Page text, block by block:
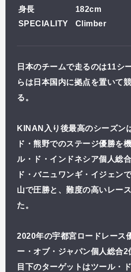
身長
182cm
SPECIALITY
Climber
日本のチームで走るのは11シ
らは日本国内に拠点を置いて
る。
KINAN入り後最高のシーズン
ド・熊野でのステージ優勝を
ル・ド・インドネシア個人総
ド・バニュワンギ・イジェン
山で圧勝と、難度の高いレー
た。
2020年の宇都宮ロードレース
ー・オブ・ジャパン個人総合2
目下のターゲットはツール・